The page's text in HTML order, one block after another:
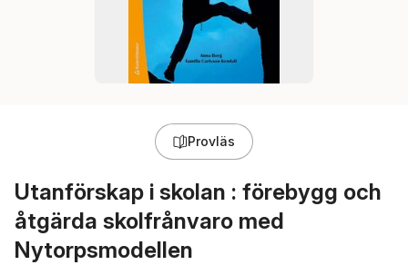
Provläs
Utanförskap i skolan : förebygg och
åtgärda skolfrånvaro med
Nytorpsmodellen